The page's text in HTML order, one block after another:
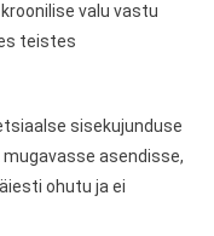
valu vastu
teistes
sisekujunduse
asendisse,
ohutu ja ei